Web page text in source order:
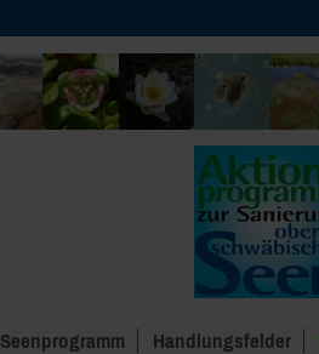
Seenprogramm Handlungsfelder